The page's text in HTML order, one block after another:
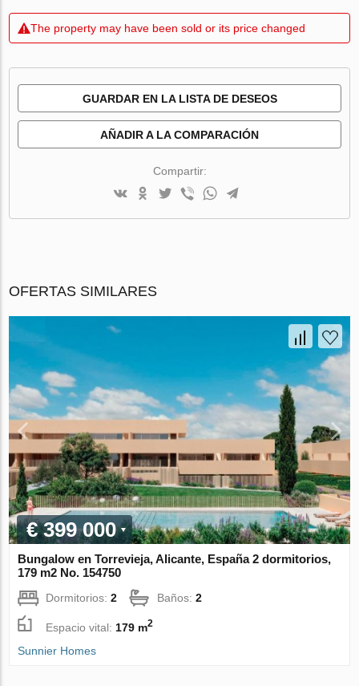
The property may have been sold or its price changed
GUARDAR EN LA LISTA DE DESEOS
AÑADIR A LA COMPARACIÓN
Compartir:
OFERTAS SIMILARES
€ 399 000
Bungalow en Torrevieja, Alicante, España 2 dormitorios,
179 m2 No. 154750
Dormitorios:2 Baños:2
Espacio vital: 179 m2
Sunnier Homes